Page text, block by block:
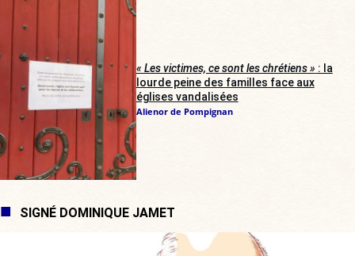
« Les victimes, ce sont les chrétiens » : la
lourde peine des familles face aux
églises vandalisées
Alienor de Pompignan
SIGNÉ DOMINIQUE JAMET